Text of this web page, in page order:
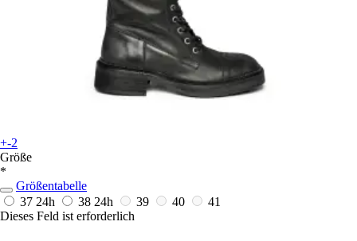
+-2
Größe
*
Größentabelle
37 24h 38 24h 39 40
41
Dieses Feld ist erforderlich